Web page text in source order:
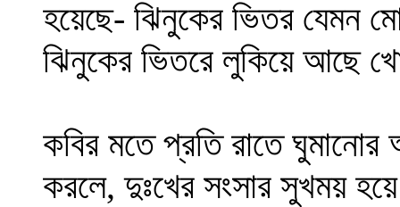
হয়েছে- ঝিনুকের ভিতর যেমন
ঝিনুকের ভিতরে লুকিয়ে আছে
কবির মতে প্রতি রাতে
করলে, দুঃখের সংসার সুখময়